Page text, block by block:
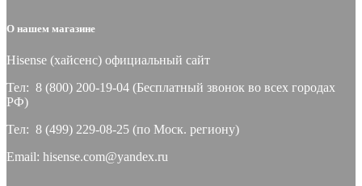
О нашем магазине
Hisense (хайсeнс) официальный сайт
Тел: 8 (800) 200-19-04 (Бесплатный звонок во всех городах
РФ)
Тел: 8 (499) 229-08-25 (по Моск. региону)
Email: hisense.com@yandex.ru